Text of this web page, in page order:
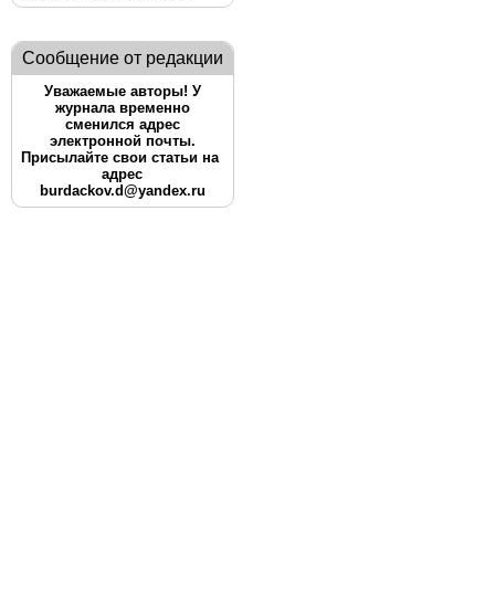
Сообщение от редакции
Уважаемые авторы! У
журнала временно
сменился адрес
электронной почты.
Присылайте свои статьи на
адрес
burdackov.d@yandex.ru